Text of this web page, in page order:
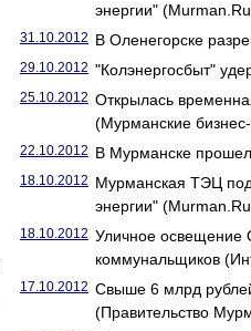
энергии"
31.10.2012 В Оленегорске
29.10.2012 "Колэнергосбыт"
25.10.2012 Открылась
(Мурманские
22.10.2012 В Мурманске
18.10.2012 Мурманская ТЭЦ
энергии"
18.10.2012 Уличное освещение
коммунальщиков
17.10.2012 Свыше 6 млрд
(Правительство